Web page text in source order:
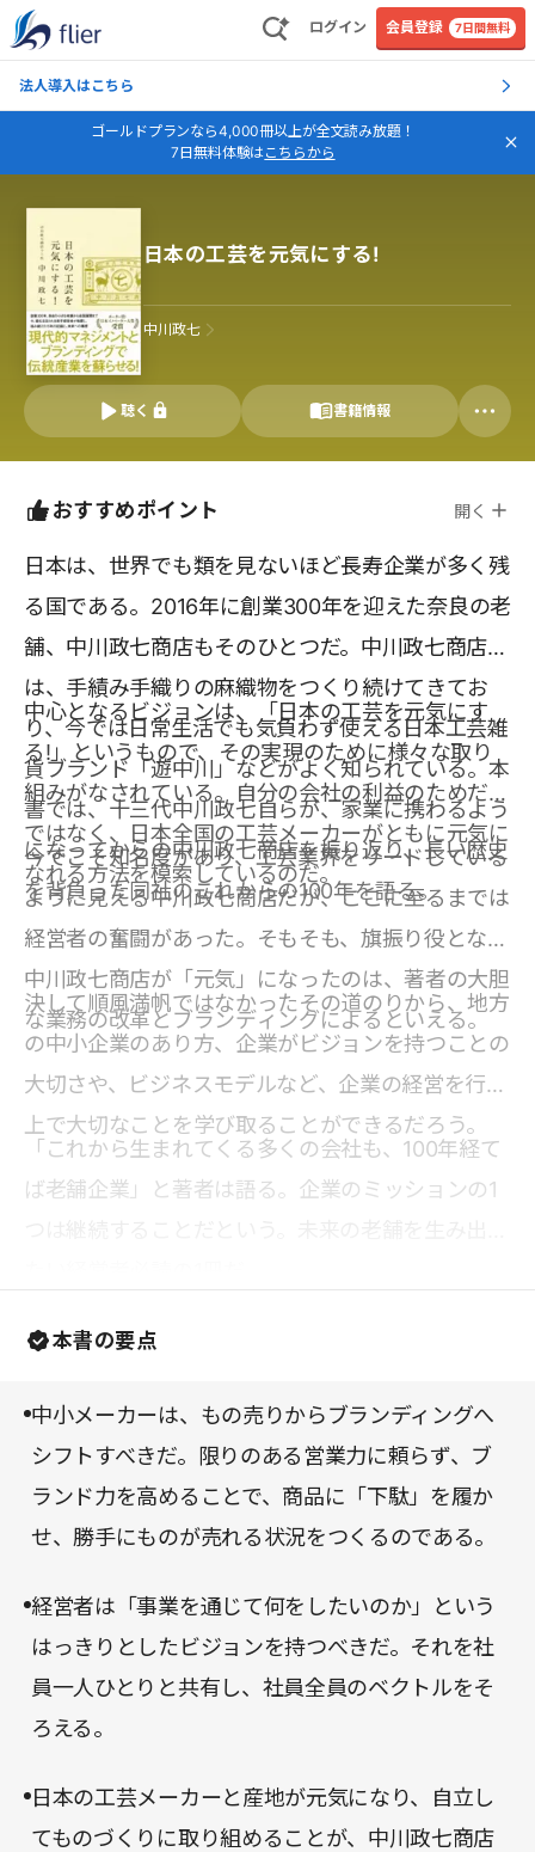
ログイン 会員登録 7日間無料
法人導入はこちら
ゴールドプランなら4,000冊以上が全文読み放題！
7日無料体験はこちらから
日本の工芸を元気にする!
中川政七
聴く 書籍情報
おすすめポイント 開く
日本は、世界でも類を見ないほど長寿企業が多く残
る国である。2016年に創業300年を迎えた奈良の老
舗、中川政七商店もそのひとつだ。中川政七商店
は、手績み手織りの麻織物をつくり続けてきてお
り、今では日常生活でも気負わず使える日本工芸雑
貨ブランド「遊中川」などがよく知られている。本
書では、十三代中川政七自らが、家業に携わるよう
になってからの中川政七商店を振り返り、長い歴史
を背負った同社のこれからの100年を語る。
中心となるビジョンは、「日本の工芸を元気にす
る!」というもので、その実現のために様々な取り
組みがなされている。自分の会社の利益のためだけ
ではなく、日本全国の工芸メーカーがともに元気に
なれる方法を模索しているのだ。
今でこそ知名度があり、工芸業界をリードしている
ように見える中川政七商店だが、ここに至るまでは
経営者の奮闘があった。そもそも、旗振り役となる
中川政七商店が「元気」になったのは、著者の大胆
な業務の改革とブランディングによるといえる。
決して順風満帆ではなかったその道のりから、地方
の中小企業のあり方、企業がビジョンを持つことの
大切さや、ビジネスモデルなど、企業の経営を行う
上で大切なことを学び取ることができるだろう。
「これから生まれてくる多くの会社も、100年経て
ば老舗企業」と著者は語る。企業のミッションの1
本書の要点
中小メーカーは、もの売りからブランディングへ
シフトすべきだ。限りのある営業力に頼らず、ブ
ランド力を高めることで、商品に「下駄」を履か
せ、勝手にものが売れる状況をつくるのである。
経営者は「事業を通じて何をしたいのか」という
はっきりとしたビジョンを持つべきだ。それを社
員一人ひとりと共有し、社員全員のベクトルをそ
ろえる。
日本の工芸メーカーと産地が元気になり、自立し
てものづくりに取り組めることが、中川政七商店